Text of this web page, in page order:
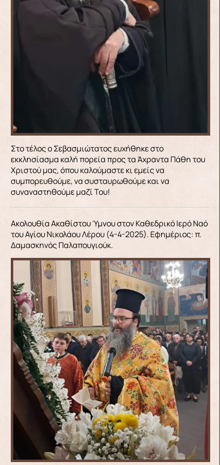
Στο τέλος ο Σεβασμιώτατος ευχήθηκε στο
εκκλησίασμα καλή πορεία προς τα Άχραντα Πάθη του
Χριστού μας, όπου καλούμαστε κι εμείς να
συμπορευθούμε, να συσταυρωθούμε και να
συναναστηθούμε μαζί Του!
Ακολουθία Ακαθίστου Ύμνου στον Καθεδρικό Ιερό Ναό
του Αγίου Νικολάου Λέρου (4-4-2025). Εφημέριος: π.
Δαμασκηνός Παλαπουγιούκ.